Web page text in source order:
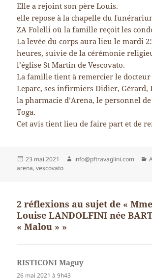
Elle a rejoint son père Louis.
elle repose à la chapelle du
ZA Folelli où la famille reçoit les
La levée du corps aura lieu le mardi
heures, suivie de la cérémonie
l’église St Martin de Vescovato.
La famille tient à remercier le
Leparc, ses infirmiers Didier, Gérard,
la pharmacie d’Arena, le personnel
Toga.
Cet avis tient lieu de faire part et de
Publié
le
23 mai 2021 Auteur
info@pftravaglini.com
arena,vescovato
2 réflexions au sujet de «
Louise LANDOLFINI née
« Malou » »
RISTICONI Maguy
26 mai 2021 à 9h43